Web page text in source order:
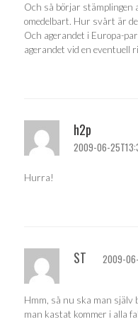
Och så börjar stämplingen
omedelbart. Hur svårt är
Och agerandet i Europa-
agerandet vid en eventuell
h2p
2009-06-
Hurra!
ST 2009-
Hmm, så nu ska man själv
man kastat kommer i alla